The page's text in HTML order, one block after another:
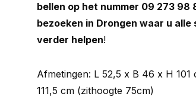
bellen op het nummer 09 273 98
bezoeken in Drongen waar u
verder helpen!
Afmetingen: L 52,5 x B 46 x H
111,5 cm (zithoogte 75cm)